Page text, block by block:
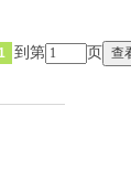
到第 页